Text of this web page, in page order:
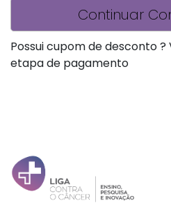
Continuar
Possui cupom de desconto
etapa de pagamento